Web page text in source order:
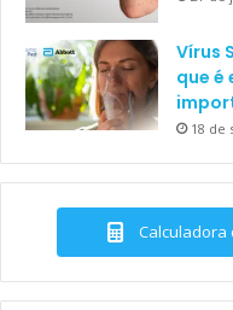
Vírus
que é
18 de
Calculadora